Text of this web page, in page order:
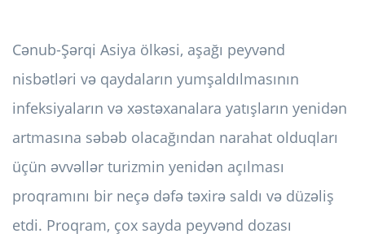
Cənub-Şərqi Asiya ölkəsi, aşağı peyvənd
nisbətləri və qaydaların yumşaldılmasının
infeksiyaların və xəstəxanalara yatışların yenidən
artmasına səbəb olacağından narahat olduqları
üçün əvvəllər turizmin yenidən açılması
proqramını bir neçə dəfə təxirə saldı və düzəliş
etdi. Proqram, çox sayda peyvənd dozası